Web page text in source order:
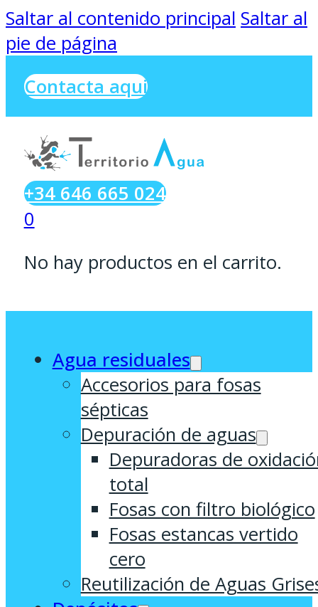
Saltar al contenido principal Saltar al
pie de página
Contacta aqui
+34 646 665 024
0
No hay productos en el carrito.
Agua residuales
Accesorios para fosas
sépticas
Depuración de aguas
Depuradoras de
total
Fosas con filtro biológico
Fosas estancas vertido
cero
Reutilización de Aguas